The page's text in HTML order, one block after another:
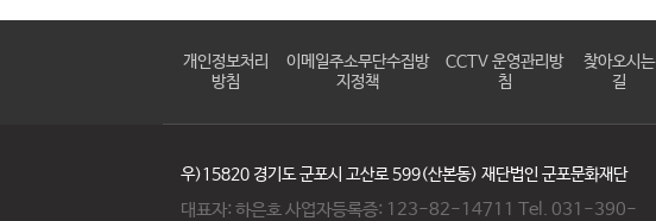
개인정보처리
방침
이메일주소무단수집방
지정책
CCTV 운영관리방
침
찾아오시는
길
우)15820 경기도 군포시 고산로 599(산본동) 재단법인 군포문화재단
대표자: 하은호 사업자등록증: 123-82-14711 Tel. 031-390-